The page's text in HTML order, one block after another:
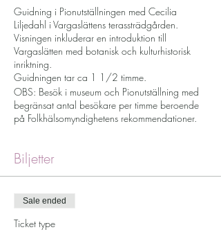
Guidning i Pionutställningen med Cecilia
Liljedahl i Vargaslättens terassträdgården.
Visningen inkluderar en introduktion till
Vargaslätten med botanisk och kulturhistorisk
inriktning.
Guidningen tar ca 1 1/2 timme.
OBS: Besök i museum och Pionutställning med
begränsat antal besökare per timme beroende
på Folkhälsomyndighetens rekommendationer.
Biljetter
Sale ended
Ticket type